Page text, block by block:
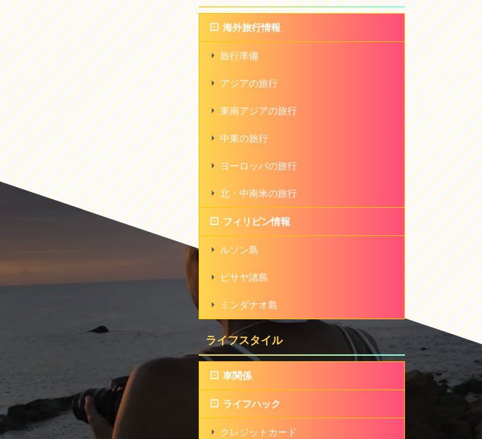
海外旅行情報
旅行準備
アジアの旅行
東南アジアの旅行
中東の旅行
ヨーロッパの旅行
北・中南米の旅行
フィリピン情報
ルソン島
ビサヤ諸島
ミンダナオ島
ライフスタイル
車関係
ライフハック
クレジットカード